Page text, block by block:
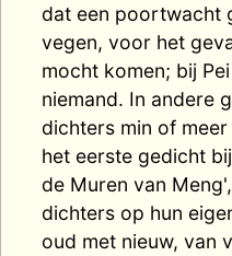
dat een poortwacht
vegen, voor het
mocht komen; bij
niemand. In andere
dichters min of
het eerste gedicht
de Muren van
dichters op hun
oud met nieuw, van